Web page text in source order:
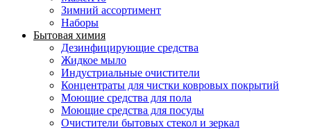
Зимний ассортимент
Наборы
Бытовая химия
Дезинфицирующие средства
Жидкое мыло
Индустриальные очистители
Концентраты для чистки ковровых покрытий
Моющие средства для пола
Моющие средства для посуды
Очистители бытовых стекол и зеркал